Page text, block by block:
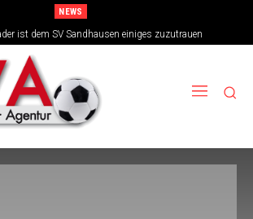
NEWS
ist dem SV Sandhausen einiges zuzutrauen